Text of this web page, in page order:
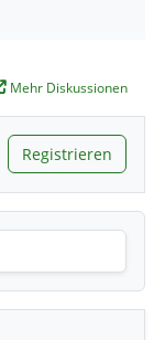
Mehr Diskussionen
Registrieren